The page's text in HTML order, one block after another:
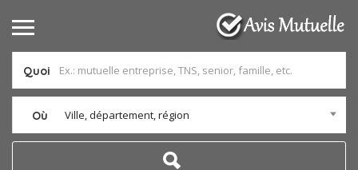
Quoi
Où Ville, département, région